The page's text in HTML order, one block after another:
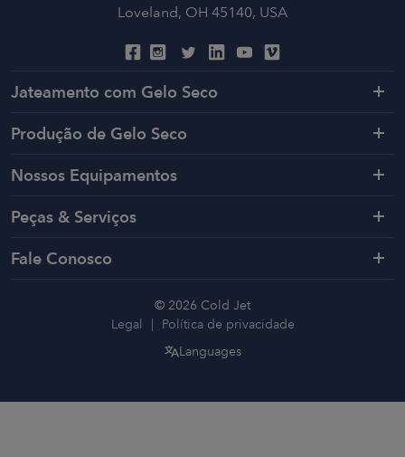
Loveland, OH 45140, USA
Jateamento com Gelo Seco
Produção de Gelo Seco
Nossos Equipamentos
Peças & Serviços
Fale Conosco
© 2026 Cold Jet
Legal
Política de privacidade
Languages